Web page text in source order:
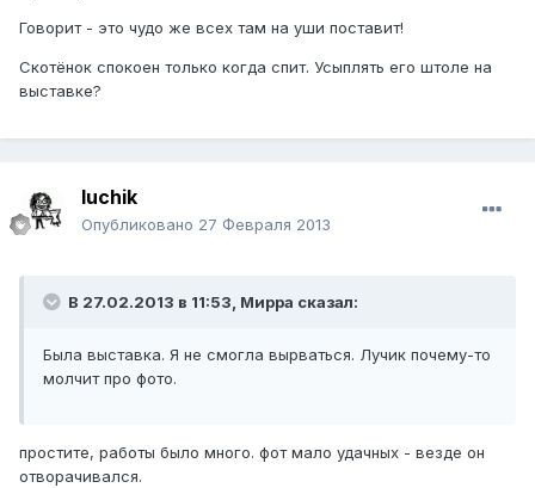
Говорит - это чудо же всех там на уши поставит!
Скотёнок спокоен только когда спит. Усыплять его штоле на
выставке?
luchik
Опубликовано 27 Февраля 2013
В 27.02.2013 в 11:53, Мирра сказал:
Была выставка. Я не смогла вырваться. Лучик почему-то
молчит про фото.
простите, работы было много. фот мало удачных - везде он
отворачивался.